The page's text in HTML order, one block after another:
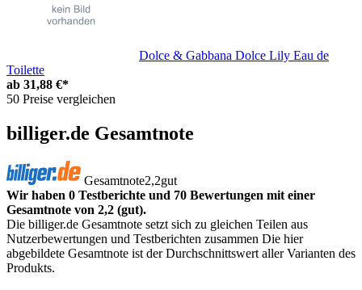
Dolce & Gabbana Dolce Lily Eau de
Toilette
ab 31,88 €*
50 Preise vergleichen
billiger.de Gesamtnote
Gesamtnote2,2gut
Wir haben 0 Testberichte und 70 Bewertungen mit einer
Gesamtnote von 2,2 (gut).
Die billiger.de Gesamtnote setzt sich zu gleichen Teilen aus
Nutzerbewertungen und Testberichten zusammen Die hier
abgebildete Gesamtnote ist der Durchschnittswert aller Varianten des
Produkts.